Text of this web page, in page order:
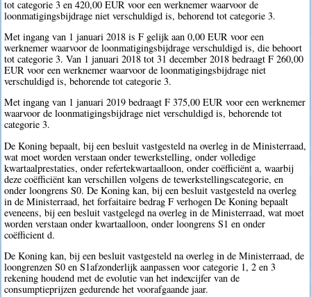
tot categorie 3 en 420,00 EUR voor een werknemer waarvoor de
loonmatigingsbijdrage niet verschuldigd is, behorend tot categorie 3.
Met ingang van 1 januari 2018 is F gelijk aan 0,00 EUR voor een
werknemer waarvoor de loonmatigingsbijdrage verschuldigd is, die behoort
tot categorie 3. Van 1 januari 2018 tot 31 december 2018 bedraagt F 260,00
EUR voor een werknemer waarvoor de loonmatigingsbijdrage niet
verschuldigd is, behorende tot categorie 3.
Met ingang van 1 januari 2019 bedraagt F 375,00 EUR voor een werknemer
waarvoor de loonmatigingsbijdrage niet verschuldigd is, behorende tot
categorie 3.
De Koning bepaalt, bij een besluit vastgesteld na overleg in de Ministerraad,
wat moet worden verstaan onder tewerkstelling, onder volledige
kwartaalprestaties, onder refertekwartaalloon, onder coëfficiënt a, waarbij
deze coëfficiënt kan verschillen volgens de tewerkstellingscategorie, en
onder loongrens S0. De Koning kan, bij een besluit vastgesteld na overleg
in de Ministerraad, het forfaitaire bedrag F verhogen De Koning bepaalt
eveneens, bij een besluit vastgelegd na overleg in de Ministerraad, wat moet
worden verstaan onder kwartaalloon, onder loongrens S1 en onder
coëfficient d.
De Koning kan, bij een besluit vastgesteld na overleg in de Ministerraad, de
loongrenzen S0 en S1afzonderlijk aanpassen voor categorie 1, 2 en 3
rekening houdend met de evolutie van het indexcijfer van de
consumptieprijzen gedurende het voorafgaande jaar.